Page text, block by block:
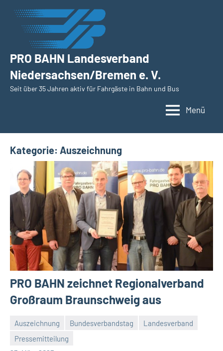
Inhalt
springen
PRO BAHN Landesverband
Niedersachsen/Bremen e. V.
Seit über 35 Jahren aktiv für Fahrgäste in Bahn und Bus
Menü
Kategorie: Auszeichnung
PRO BAHN zeichnet Regionalverband
Großraum Braunschweig aus
Auszeichnung Bundesverbandstag
Landesverband
Pressemitteilung
Malte
Keine